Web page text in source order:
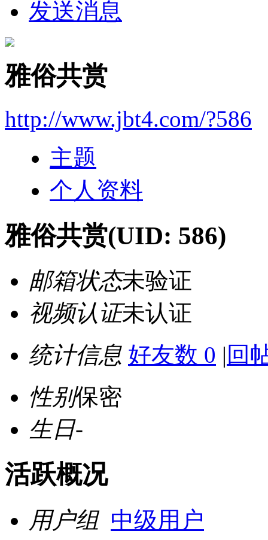
发送消息
雅俗共赏
http://www.jbt4.com/?586
主题
个人资料
雅俗共赏(UID: 586)
邮箱状态未验证
视频认证未认证
统计信息 好友数 0 | 回
性别保密
生日-
活跃概况
用户组 中级用户